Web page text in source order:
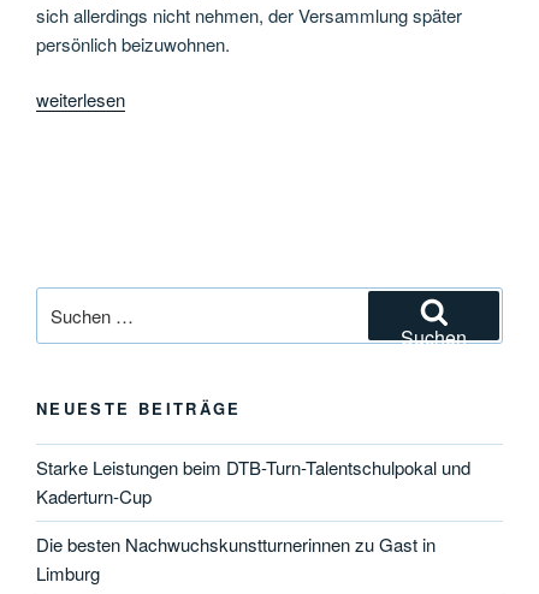
sich allerdings nicht nehmen, der Versammlung später
persönlich beizuwohnen.
„124.
weiterlesen
nach:
Suchen
NEUESTE BEITRÄGE
Starke Leistungen beim DTB-Turn-Talentschulpokal und
Kaderturn-Cup
Die besten Nachwuchskunstturnerinnen zu Gast in
Limburg